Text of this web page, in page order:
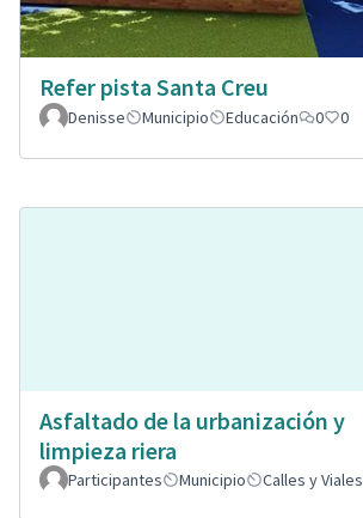
Refer pista Santa Creu
Denisse
Municipio Educación 0 0
Asfaltado de la urbanización y
limpieza riera
Participantes Municipio Calles y Viales